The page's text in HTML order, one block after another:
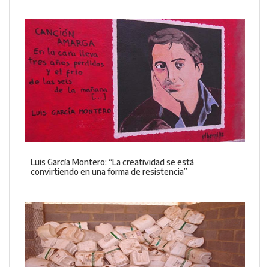
Luis García Montero: “La creatividad se está
convirtiendo en una forma de resistencia”